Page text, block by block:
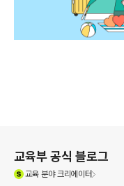
교육부 공식 블로그
교육분야 크리에이터